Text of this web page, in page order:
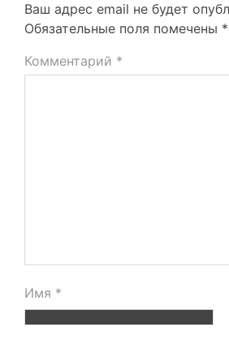
Ваш адрес email не будет
Обязательные поля помечены *
Комментарий *
Имя *